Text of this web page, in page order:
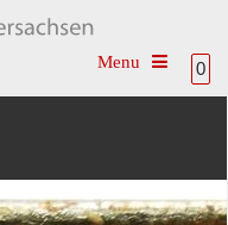
0
Toggle